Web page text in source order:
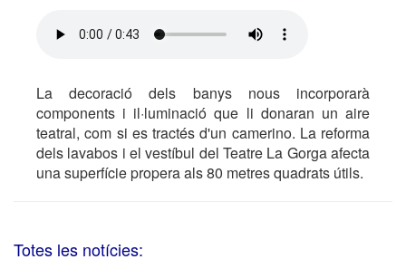
La decoració dels banys nous incorporarà
components i il·luminació que li donaran un aire
teatral, com si es tractés d'un camerino. La reforma
dels lavabos i el vestíbul del Teatre La Gorga afecta
una superfície propera als 80 metres quadrats útils.
Totes les notícies: